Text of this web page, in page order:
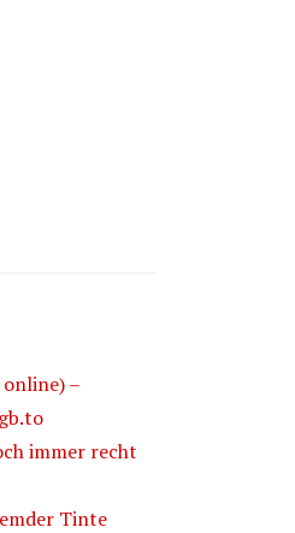
online) –
immer recht
Tinte